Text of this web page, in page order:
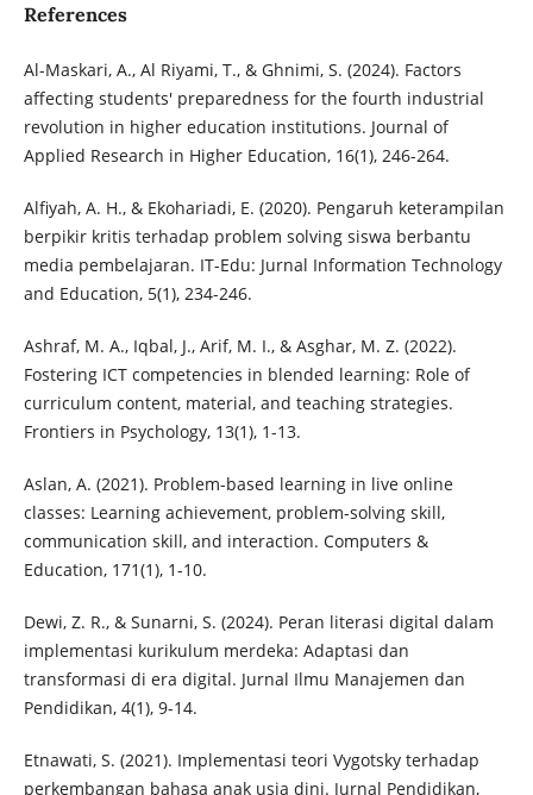
References
Al-Maskari, A., Al Riyami, T., & Ghnimi, S. (2024). Factors
affecting students' preparedness for the fourth industrial
revolution in higher education institutions. Journal of
Applied Research in Higher Education, 16(1), 246-264.
Alfiyah, A. H., & Ekohariadi, E. (2020). Pengaruh keterampilan
berpikir kritis terhadap problem solving siswa berbantu
media pembelajaran. IT-Edu: Jurnal Information Technology
and Education, 5(1), 234-246.
Ashraf, M. A., Iqbal, J., Arif, M. I., & Asghar, M. Z. (2022).
Fostering ICT competencies in blended learning: Role of
curriculum content, material, and teaching strategies.
Frontiers in Psychology, 13(1), 1-13.
Aslan, A. (2021). Problem-based learning in live online
classes: Learning achievement, problem-solving skill,
communication skill, and interaction. Computers &
Education, 171(1), 1-10.
Dewi, Z. R., & Sunarni, S. (2024). Peran literasi digital dalam
implementasi kurikulum merdeka: Adaptasi dan
transformasi di era digital. Jurnal Ilmu Manajemen dan
Pendidikan, 4(1), 9-14.
Etnawati, S. (2021). Implementasi teori Vygotsky terhadap
perkembangan bahasa anak usia dini. Jurnal Pendidikan,